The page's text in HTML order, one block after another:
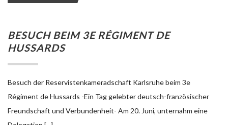
BESUCH BEIM 3E RÉGIMENT DE
HUSSARDS
Besuch der Reservistenkameradschaft Karlsruhe beim 3e
Régiment de Hussards -Ein Tag gelebter deutsch-französischer
Freundschaft und Verbundenheit- Am 20. Juni, unternahm eine